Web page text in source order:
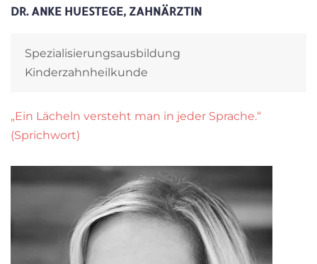
DR. ANKE HUESTEGE, ZAHNÄRZTIN
Spezialisierungsausbildung
Kinderzahnheilkunde
„Ein Lächeln versteht man in jeder Sprache.“
(Sprichwort)